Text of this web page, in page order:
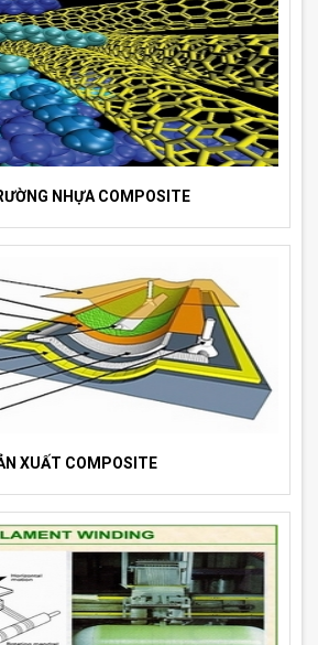
NHỰA COMPOSITE
XUẤT COMPOSITE